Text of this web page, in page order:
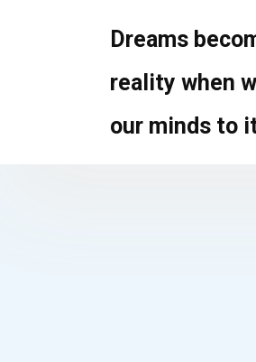
Dreams
reality when
our minds to